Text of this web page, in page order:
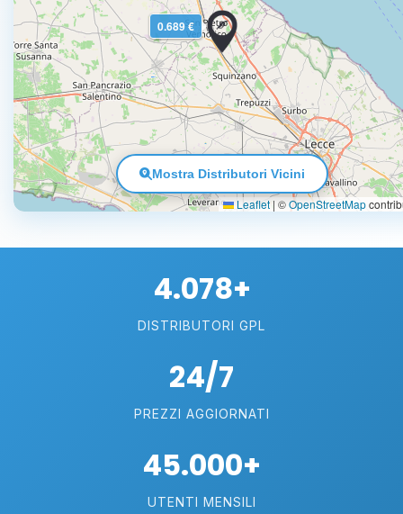
0.689 €
Leaflet | ©OpenStreetMap
Mostra Distributori Vicini
4.078+
DISTRIBUTORI GPL
24/7
PREZZI AGGIORNATI
45.000+
UTENTI MENSILI